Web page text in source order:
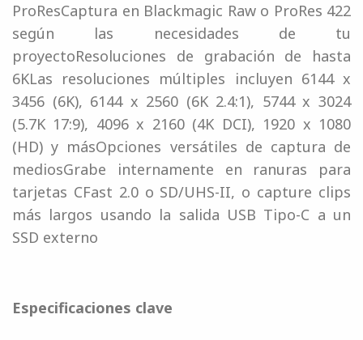
ProResCaptura en Blackmagic Raw o ProRes 422
según las necesidades de tu
proyectoResoluciones de grabación de hasta
6KLas resoluciones múltiples incluyen 6144 x
3456 (6K), 6144 x 2560 (6K 2.4:1), 5744 x 3024
(5.7K 17:9), 4096 x 2160 (4K DCI), 1920 x 1080
(HD) y másOpciones versátiles de captura de
mediosGrabe internamente en ranuras para
tarjetas CFast 2.0 o SD/UHS-II, o capture clips
más largos usando la salida USB Tipo-C a un
SSD externo
Especificaciones clave